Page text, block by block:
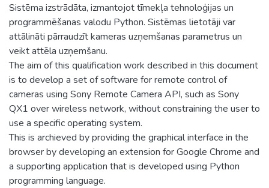
Sistēma izstrādāta, izmantojot tīmekļa tehnoloģijas un
programmēšanas valodu Python. Sistēmas lietotāji var
attālināti pārraudzīt kameras uzņemšanas parametrus un
veikt attēla uzņemšanu.
The aim of this qualification work described in this document
is to develop a set of software for remote control of
cameras using Sony Remote Camera API, such as Sony
QX1 over wireless network, without constraining the user to
use a specific operating system.
This is archieved by providing the graphical interface in the
browser by developing an extension for Google Chrome and
a supporting application that is developed using Python
programming language.